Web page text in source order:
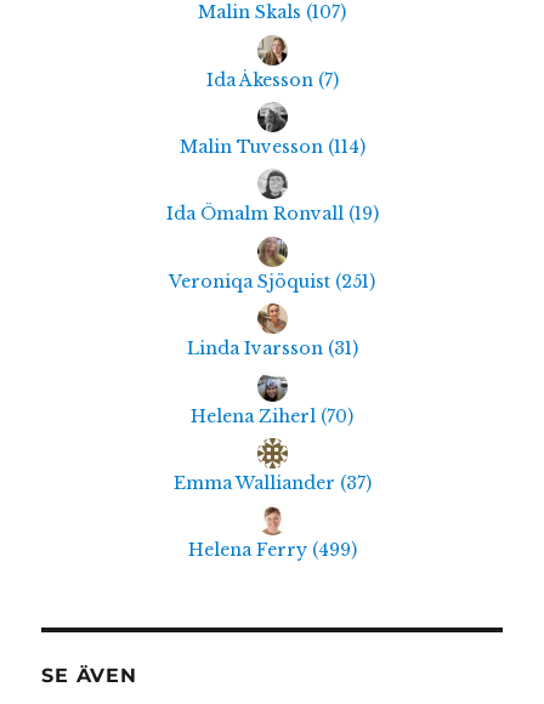
Malin Skals (107)
Ida Åkesson (7)
Malin Tuvesson (114)
Ida Ömalm Ronvall (19)
Veroniqa Sjöquist (251)
Linda Ivarsson (31)
Helena Ziherl (70)
Emma Walliander (37)
Helena Ferry (499)
SE ÄVEN